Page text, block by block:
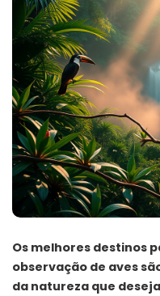
Os melhores destinos
observação de aves
da natureza que